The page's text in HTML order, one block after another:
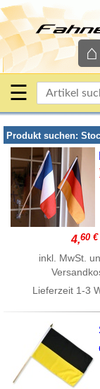
⌂
☰
Produkt suchen:
4,60 €
inkl. MwSt.
Lieferzeit 1-3